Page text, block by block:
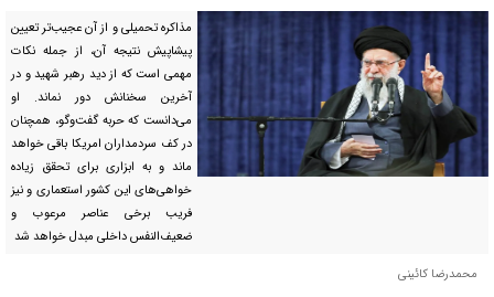
مذاکره تحمیلی و از آن عجیب‌تر تعیین
پیشاپیش نتیجه آن، از جمله نکات
مهمی است که از دید رهبر شهید و در
آخرین سخنانش دور نماند. او
می‌دانست که حربه گفت‌و‌گو، همچنان
در کف سردمداران امریکا باقی خواهد
ماند و به ابزاری برای تحقق زیاده
خواهی‌های این کشور استعماری و نیز
فریب برخی عناصر مرعوب و
ضعیف‌النفس داخلی مبدل خواهد شد
محمدرضا کائینی